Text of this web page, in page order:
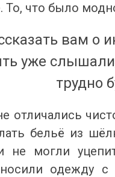
То, что было
вам о
уже
трудно
отличались
бельё из
не могли
одежду